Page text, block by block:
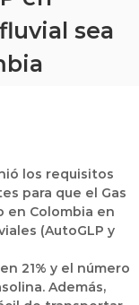
sea
los requisitos
para que el Gas
en Colombia en
(AutoGLP y
21% y el número
Además,